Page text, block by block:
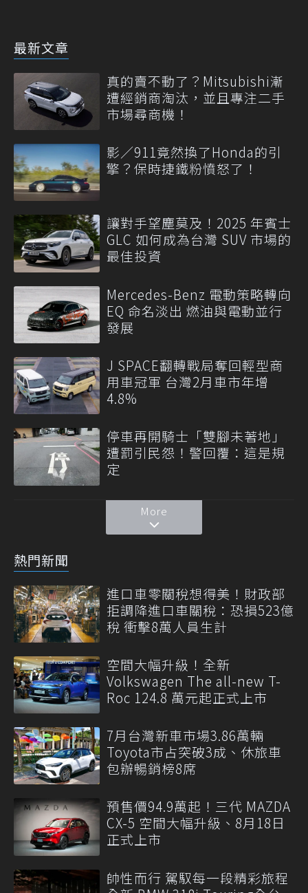
最新文章
真的賣不動了？Mitsubishi漸
遭經銷商淘汰，並且專注二手
市場尋商機！
影／911竟然換了Honda的引
擎？保時捷鐵粉憤怒了！
讓對手望塵莫及！2025 年賓士
GLC 如何成為台灣 SUV 市場的
最佳投資
Mercedes-Benz 電動策略轉向
EQ 命名淡出 燃油與電動並行
發展
J SPACE翻轉戰局奪回輕型商
用車冠軍 台灣2月車市年增
4.8%
停車再開騎士「雙腳未著地」
遭罰引民怨！警回覆：這是規
定
More
熱門新聞
進口車零關稅想得美！財政部
拒調降進口車關稅：恐損523億
稅 衝擊8萬人員生計
空間大幅升級！全新
Volkswagen The all-new T-
Roc 124.8 萬元起正式上市
7月台灣新車市場3.86萬輛
Toyota市占突破3成、休旅車
包辦暢銷榜8席
預售價94.9萬起！三代 MAZDA
CX-5 空間大幅升級、8月18日
正式上市
帥性而行 駕馭每一段精彩旅程